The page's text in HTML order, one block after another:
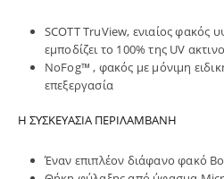
SCOTT TruView, ενιαίος
εμποδίζει το 100% της UV
NoFog™ , φακός με μόνιμη
επεξεργασία
Η ΣΥΣΚΕΥΑΣΙΑ ΠΕΡΙΛΑΜΒΑΝΗ
Έναν επιπλέον διάφανο φακό